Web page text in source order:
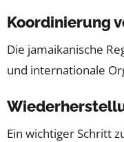
Koordinierung
Die jamaikanische
und internationale
Ein wichtiger Schritt